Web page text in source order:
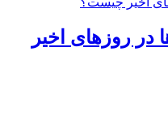
در روزهای اخیر